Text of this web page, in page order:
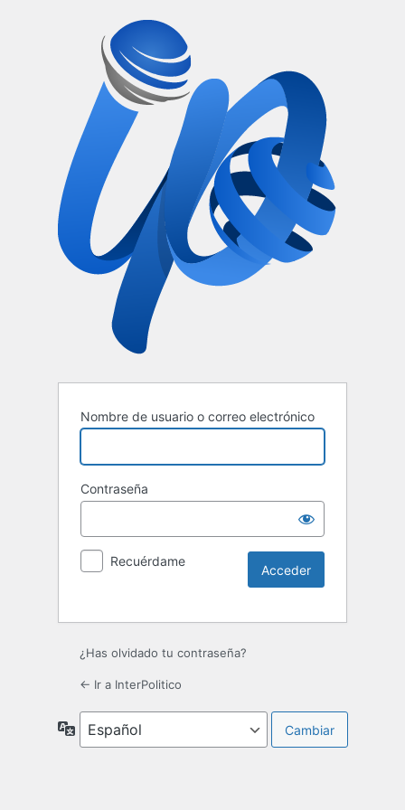
Nombre de usuario o correo electrónico
Contraseña
Recuérdame
¿Has olvidado tu contraseña?
← Ir a InterPolitico
Idioma